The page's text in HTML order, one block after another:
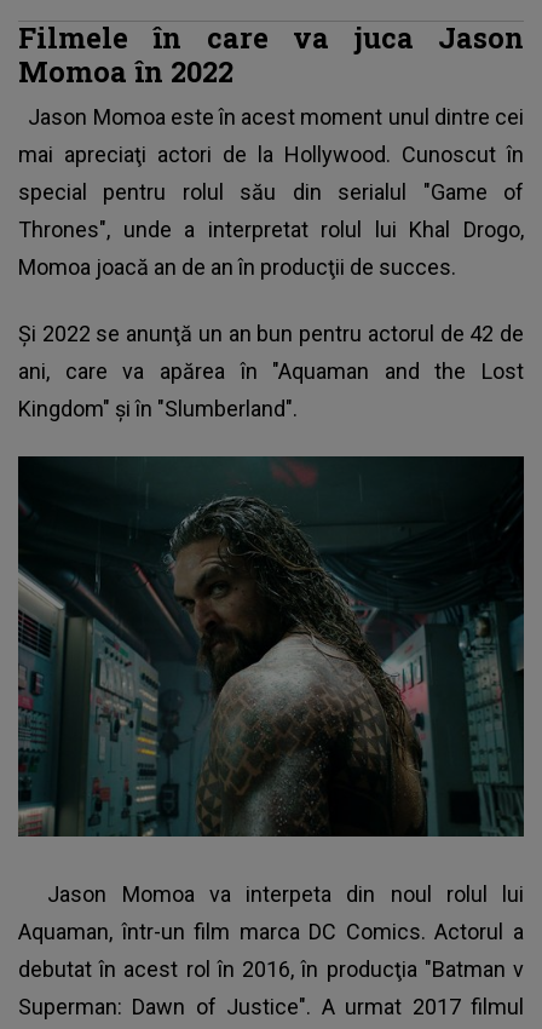
Filmele în care va juca Jason
Momoa în 2022
Jason Momoa este în acest moment unul dintre cei
mai apreciaţi actori de la Hollywood. Cunoscut în
special pentru rolul său din serialul "Game of
Thrones", unde a interpretat rolul lui Khal Drogo,
Momoa joacă an de an în producţii de succes.
Şi 2022 se anunţă un an bun pentru actorul de 42 de
ani, care va apărea în "Aquaman and the Lost
Kingdom" şi în "Slumberland".
Jason Momoa va interpeta din noul rolul lui
Aquaman, într-un film marca DC Comics. Actorul a
debutat în acest rol în 2016, în producţia "Batman v
Superman: Dawn of Justice". A urmat 2017 filmul